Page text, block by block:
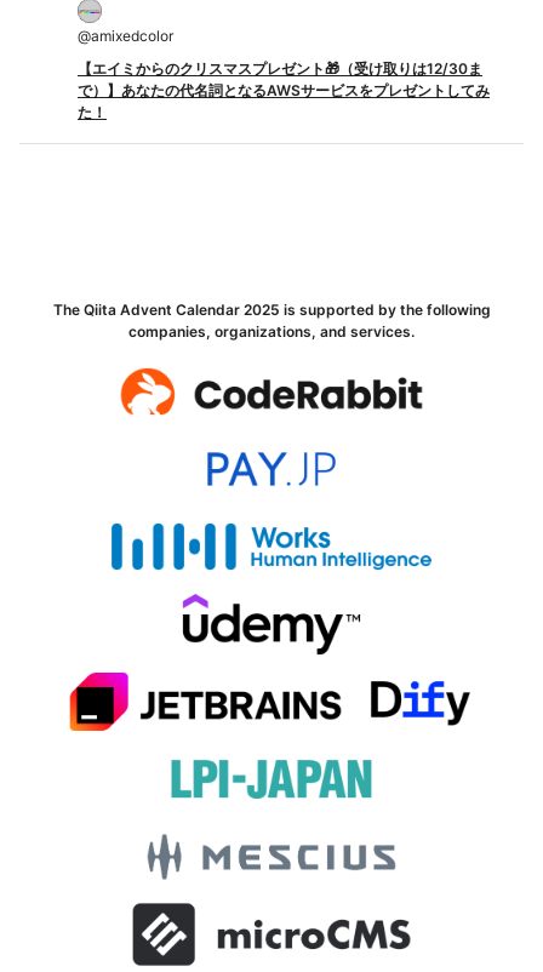
@amixedcolor
【エイミからのクリスマスプレゼント🎁（受け取りは12/30ま
で）】あなたの代名詞となるAWSサービスをプレゼントしてみ
た！
The Qiita Advent Calendar 2025 is supported by the following
companies, organizations, and services.